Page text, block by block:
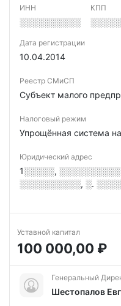
ИНН
░░░░░░░░░░
КПП
Дата регистрации
10.04.2014
Реестр СМиСП
Субъект малого
Налоговый режим
Упрощённая система
Юридический адрес
1░░░░░,
░░░░░░░░░░, ░.
Уставной капитал
100 000,00 ₽
Генеральный
Шестопалов